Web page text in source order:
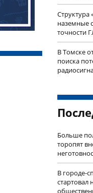
Структура
наземные
точности
В Томске
поиска
Больше
торопят
В городе-
стартовал